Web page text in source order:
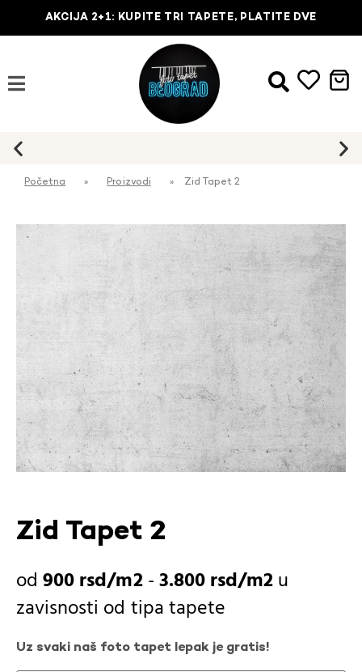
AKCIJA 2+1: KUPITE TRI TAPETE, PLATITE DVE
Početna » Proizvodi » Zid Tapet 2
Zid Tapet 2
900rsd -3.800rsd
u
zavisnosti od tipa tapete
Uz svaki naš foto tapet lepak je gratis!